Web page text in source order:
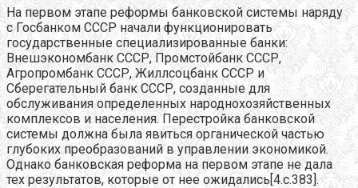
На первом этапе реформы банковской системы наряду
с Госбанком СССР начали функционировать
государственные специализированные банки:
Внешэкономбанк СССР, Промстойбанк СССР,
Агропромбанк СССР, Жиллсоцбанк СССР и
Сберегательный банк СССР, созданные для
обслуживания определенных народнохозяйственных
комплексов и населения. Перестройка банковской
системы должна была явиться органической частью
глубоких преобразований в управлении экономикой.
Однако банковская реформа на первом этапе не дала
тех результатов, которые от нее ожидались[4.c.383].